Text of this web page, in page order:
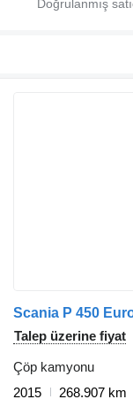
Scania P 450
Talep üzerine fiyat
Çöp kamyonu
2015
268.907 km